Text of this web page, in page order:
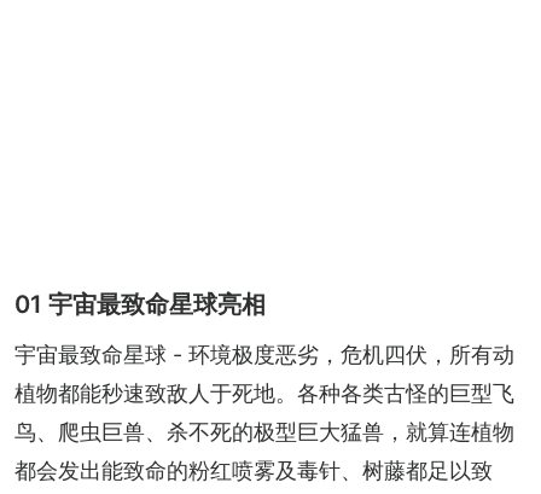
01 宇宙最致命星球亮相
宇宙最致命星球 - 环境极度恶劣，危机四伏，所有动
植物都能秒速致敌人于死地。各种各类古怪的巨型飞
鸟、爬虫巨兽、杀不死的极型巨大猛兽，就算连植物
都会发出能致命的粉红喷雾及毒针、树藤都足以致